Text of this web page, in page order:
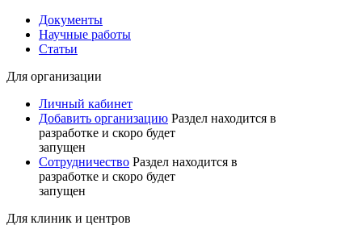
Документы
Научные работы
Статьи
Для организации
Личный кабинет
Добавить организацию Раздел находится в
разработке и скоро будет
запущен
Сотрудничество Раздел находится в
разработке и скоро будет
запущен
Для клиник и центров